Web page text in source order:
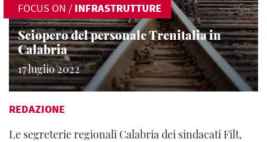
FOCUS ON / INFRASTRUTTURE
Sciopero del personale Trenitalia in
Calabria
17 luglio 2022
REDAZIONE
Le segreterie regionali Calabria dei sindacati Filt,